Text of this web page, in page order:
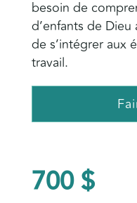
besoin de
d’enfants de
de s’intégrer aux
travail.
700 $